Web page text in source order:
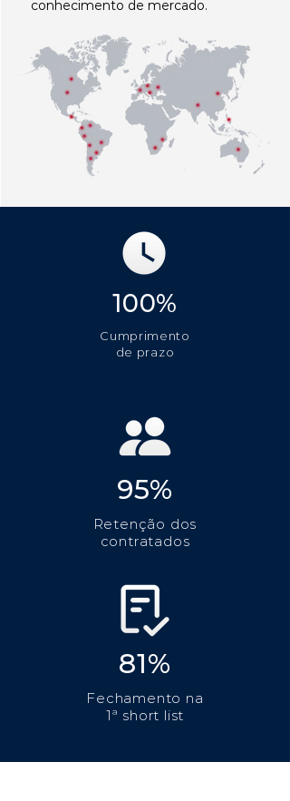
conhecimento de mercado.
100%
Cumprimento
de prazo
95%
Retenção dos
contratados
81%
Fechamento na
1ª short list